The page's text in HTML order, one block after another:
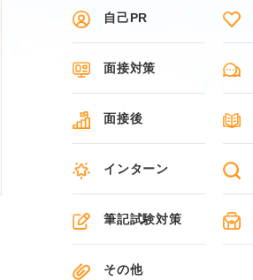
自己PR
面接対策
面接後
インターン
筆記試験対策
その他